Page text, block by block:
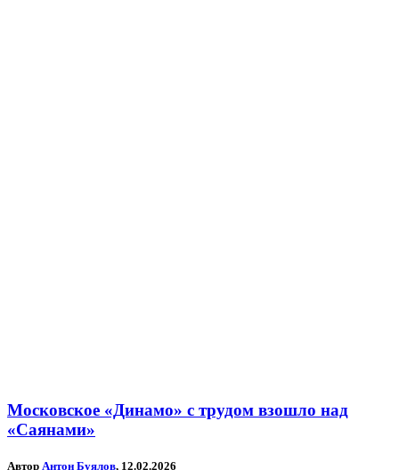
Московское «Динамо» с трудом взошло над
«Саянами»
Автор Антон Буялов, 12.02.2026